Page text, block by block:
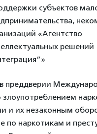
субъектов
«Агентство
решений
преддверии
злоупотреблением
и их незаконным
по наркотикам и